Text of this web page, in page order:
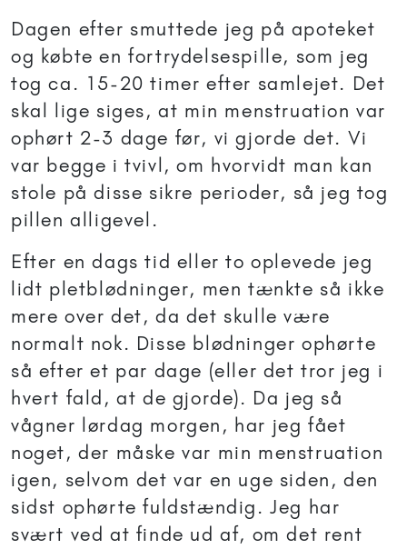
Dagen efter smuttede jeg på apoteket
og købte en fortrydelsespille, som jeg
tog ca. 15-20 timer efter samlejet. Det
skal lige siges, at min menstruation var
ophørt 2-3 dage før, vi gjorde det. Vi
var begge i tvivl, om hvorvidt man kan
stole på disse sikre perioder, så jeg tog
pillen alligevel.
Efter en dags tid eller to oplevede jeg
lidt pletblødninger, men tænkte så ikke
mere over det, da det skulle være
normalt nok. Disse blødninger ophørte
så efter et par dage (eller det tror jeg i
hvert fald, at de gjorde). Da jeg så
vågner lørdag morgen, har jeg fået
noget, der måske var min menstruation
igen, selvom det var en uge siden, den
sidst ophørte fuldstændig. Jeg har
svært ved at finde ud af, om det rent